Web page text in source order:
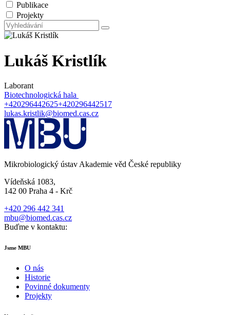
Publikace
Projekty
Lukáš Kristlík
Laborant
Biotechnologická hala
+420296442625+420296442517
lukas.kristlik@biomed.cas.cz
Mikrobiologický ústav Akademie věd České republiky
Vídeňská 1083,
142 00 Praha 4 - Krč
+420 296 442 341
mbu@biomed.cas.cz
Buďme v kontaktu:
Jsme MBU
O nás
Historie
Povinné dokumenty
Projekty